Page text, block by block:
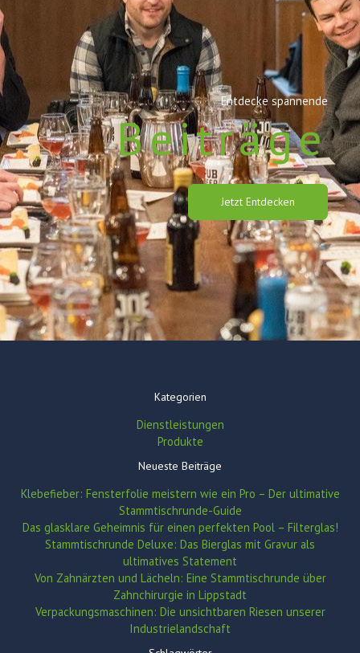
Entdecke spannende
Beiträge
Jetzt Entdecken
Kategorien
Dienstleistungen
Produkte
Neueste Beiträge
Klebefieber: Fensterfolie meistern wie ein Pro – Der ultimative
Stammtischrunde-Guide
Das glasklare Geheimnis für einen perfekten Pool – Filterglas!
Stammtischrunde Deluxe: Das Bierglas mit Gravur als
ultimatives Statement
Von Zahnärzten und Lächeln: Eine Stammtischrunde über
Zahnchirurgie in Lippstadt
Verpackungsmaschinen: Die unsichtbaren Riesen unserer
Industrielandschaft